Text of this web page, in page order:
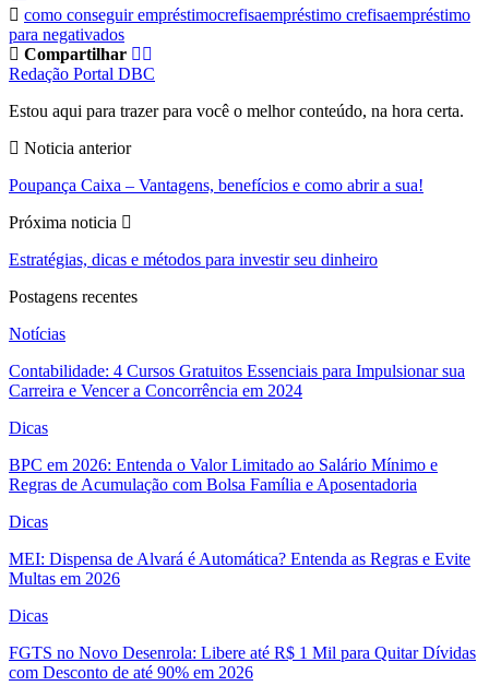
como conseguir empréstimocrefisaempréstimo crefisaempréstimo
para negativados
Compartilhar
Redação Portal DBC
Estou aqui para trazer para você o melhor conteúdo, na hora certa.
Noticia anterior
Poupança Caixa – Vantagens, benefícios e como abrir a sua!
Próxima noticia
Estratégias, dicas e métodos para investir seu dinheiro
Postagens recentes
Notícias
Contabilidade: 4 Cursos Gratuitos Essenciais para Impulsionar sua
Carreira e Vencer a Concorrência em 2024
Dicas
BPC em 2026: Entenda o Valor Limitado ao Salário Mínimo e
Regras de Acumulação com Bolsa Família e Aposentadoria
Dicas
MEI: Dispensa de Alvará é Automática? Entenda as Regras e Evite
Multas em 2026
Dicas
FGTS no Novo Desenrola: Libere até R$ 1 Mil para Quitar Dívidas
com Desconto de até 90% em 2026